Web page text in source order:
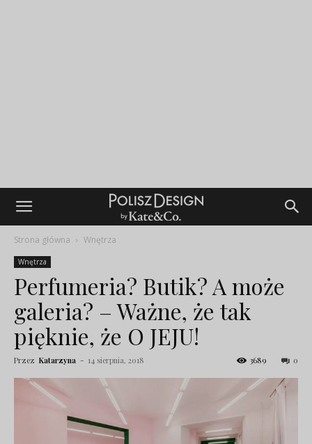
Strona główna Wnętrza
Wnętrza
Perfumeria? Butik? A może
galeria? – Ważne, że tak
pięknie, że O JEJU!
Przez Katarzyna - 14 sierpnia, 2018 0
3689